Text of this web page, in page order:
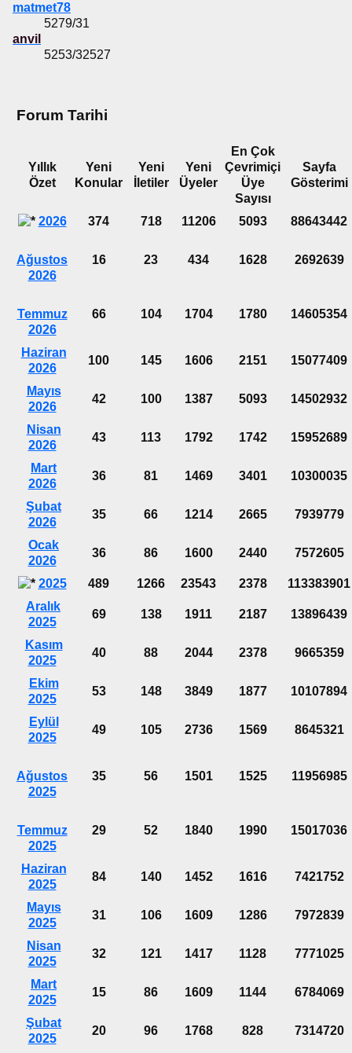
matmet78
5279/31
anvil
5253/32527
Forum Tarihi
Yıllık
Özet
Yeni
Konular
Yeni
İletiler
Yeni
Üyeler
En Çok
Çevrimiçi
Üye
Sayısı
Sayfa
Gösterimi
2026 374 718 11206 5093 88643442
Ağustos
2026
16 23 434 1628 2692639
Temmuz
2026
66 104 1704 1780 14605354
Haziran
2026
100 145 1606 2151 15077409
Mayıs
2026
42 100 1387 5093 14502932
Nisan
2026
43 113 1792 1742 15952689
Mart
2026
36 81 1469 3401 10300035
Şubat
2026
35 66 1214 2665 7939779
Ocak
2026
36 86 1600 2440 7572605
2025 489 1266 23543 2378
113383901
Aralık
2025
69 138 1911 2187 13896439
Kasım
2025
40 88 2044 2378 9665359
Ekim
2025
53 148 3849 1877 10107894
Eylül
2025
49 105 2736 1569 8645321
Ağustos
2025
35 56 1501 1525 11956985
Temmuz
2025
29 52 1840 1990 15017036
Haziran
2025
84 140 1452 1616 7421752
Mayıs
2025
31 106 1609 1286 7972839
Nisan
2025
32 121 1417 1128 7771025
Mart
2025
15 86 1609 1144 6784069
Şubat
2025
20 96 1768 828 7314720